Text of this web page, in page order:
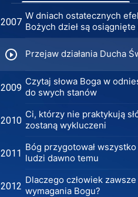
2007
W dniach ostatecznych
Bożych dzieł są
słowo
Przejaw działania Ducha
2009
Czytaj słowa Boga w
do swych stanów
2010
Ci, którzy nie praktykują
zostaną wykluczeni
2011
Bóg przygotował
ludzi dawno temu
2012
Dlaczego człowiek
wymagania Bogu?